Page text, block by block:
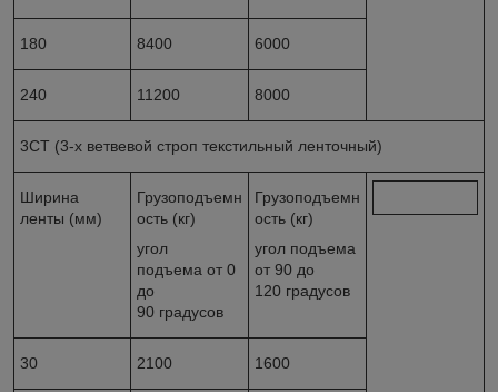
180 8400 6000
240 11200 8000
3СТ (3-х ветвевой строп текстильный ленточный)
Ширина
ленты (мм)
Грузоподъемн
ость (кг)
угол
подъема от 0
до
90 градусов
Грузоподъемн
ость (кг)
угол подъема
от 90 до
120 градусов
30 2100 1600